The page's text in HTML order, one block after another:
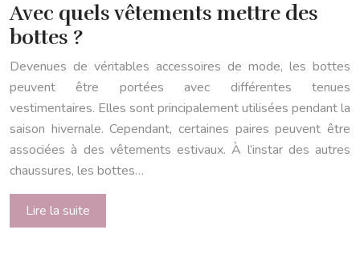
Avec quels vêtements mettre des
bottes ?
Devenues de véritables accessoires de mode, les bottes
peuvent être portées avec différentes tenues
vestimentaires. Elles sont principalement utilisées pendant la
saison hivernale. Cependant, certaines paires peuvent être
associées à des vêtements estivaux. À l’instar des autres
chaussures, les bottes…
Lire la suite